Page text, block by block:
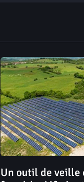
Un outil de veille